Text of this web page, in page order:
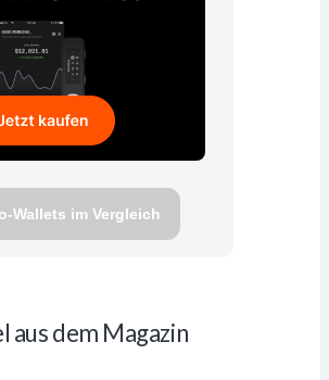
Wallets im Vergleich
dem Magazin